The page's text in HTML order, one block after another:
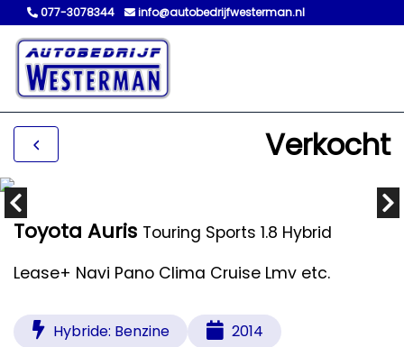
077-3078344 info@autobedrijfwesterman.nl
Verkocht
Toyota Auris Touring Sports 1.8 Hybrid
Lease+ Navi Pano Clima Cruise Lmv etc.
Hybride: Benzine
2014